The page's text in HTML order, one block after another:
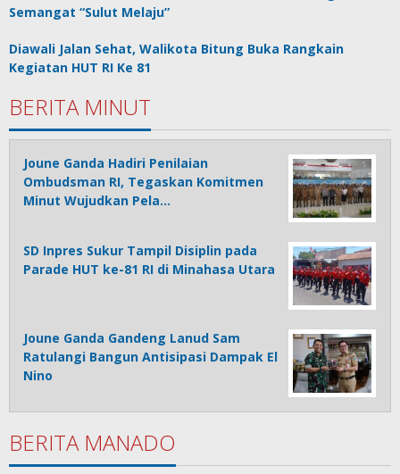
Semangat “Sulut Melaju”
Diawali Jalan Sehat, Walikota Bitung Buka Rangkain
Kegiatan HUT RI Ke 81
BERITA MINUT
Joune Ganda Hadiri Penilaian
Ombudsman RI, Tegaskan Komitmen
Minut Wujudkan Pela…
SD Inpres Sukur Tampil Disiplin pada
Parade HUT ke-81 RI di Minahasa Utara
Joune Ganda Gandeng Lanud Sam
Ratulangi Bangun Antisipasi Dampak El
Nino
BERITA MANADO